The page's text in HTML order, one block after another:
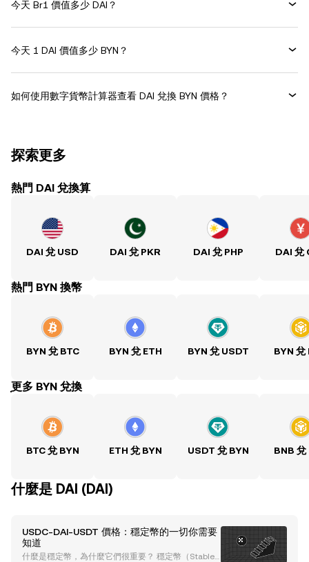
今天 Br1 價值多少 DAI？
今天 1 DAI 價值多少 BYN？
如何使用數字貨幣計算器查看 DAI 兌換 BYN 價格？
探索更多
熱門 DAI 兌換算
DAI 兌 USD DAI 兌 PKR DAI 兌 PHP DAI 兌
熱門 BYN 換幣
BYN 兌 BTC BYN 兌 ETH BYN 兌 USDT BYN 兌
ִִִִִִִִִִִִִִִִִִִִִִִִִִִִִִִִִִִִִִִִִִִִִִִִ更多 BYN 兌換
BTC 兌 BYN ETH 兌 BYN USDT 兌 BYN BNB 兌
什麼是 DAI (DAI)
USDC-DAI-USDT 價格：穩定幣的一切你需要
知道
什麼是穩定幣，為什麼它們很重要？ 穩定幣（Stablec